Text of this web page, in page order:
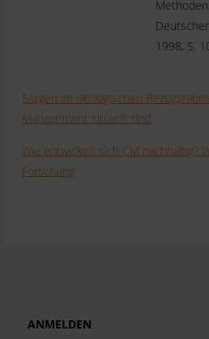
1998, S.
Sorgen im ökologischen
Management situiert sind
Wie entwickelt sich CM nachhaltig?
Forschung
ANMELDEN